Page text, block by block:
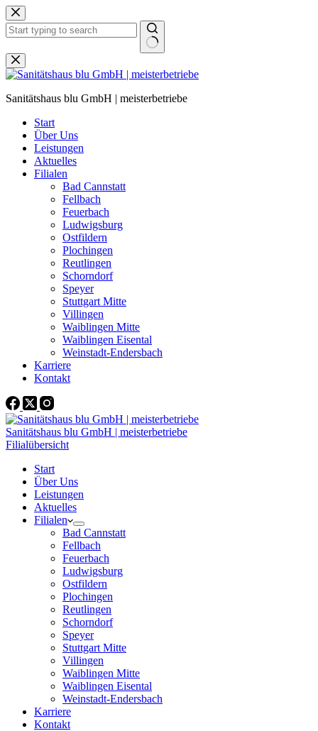
Zum
Inhalt
springen
Keine
Ergebnisse
Sanitätshaus blu GmbH | meisterbetriebe
Start
Über Uns
Leistungen
Aktuelles
Filialen
Bad Cannstatt
Fellbach
Feuerbach
Ludwigsburg
Ostfildern
Plochingen
Reutlingen
Schorndorf
Speyer
Stuttgart Mitte
Villingen
Waiblingen Mitte
Waiblingen Eisental
Weinstadt-Endersbach
Karriere
Kontakt
Sanitätshaus blu GmbH | meisterbetriebe
Filialübersicht
Start
Über Uns
Leistungen
Aktuelles
Filialen
Bad Cannstatt
Fellbach
Feuerbach
Ludwigsburg
Ostfildern
Plochingen
Reutlingen
Schorndorf
Speyer
Stuttgart Mitte
Villingen
Waiblingen Mitte
Waiblingen Eisental
Weinstadt-Endersbach
Karriere
Kontakt